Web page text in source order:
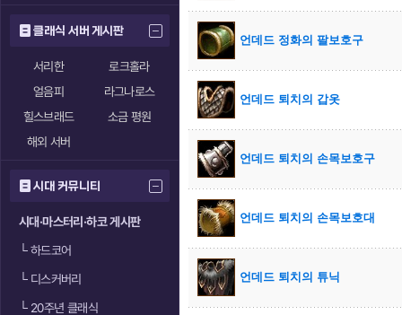
클래식 서버 게시판
서리한
로크홀라
얼음피
라그나로스
힐스브래드
소금 평원
해외 서버
시대 커뮤니티
시대·마스터리·하코 게시판
└하드코어
└디스커버리
└20주년 클래식
언데드 정화의 팔보호구
언데드 퇴치의 갑옷
언데드 퇴치의 손목보호구
언데드 퇴치의 손목보호대
언데드 퇴치의 튜닉